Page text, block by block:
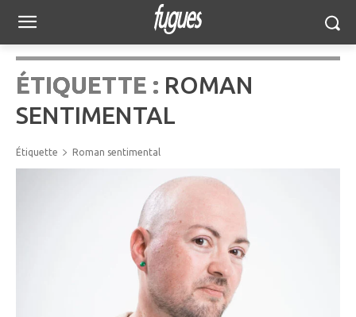
ÉTIQUETTE : ROMAN
SENTIMENTAL
Étiquette Roman sentimental